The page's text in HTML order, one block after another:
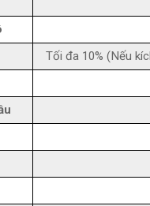
Tối đa 10% (Nếu